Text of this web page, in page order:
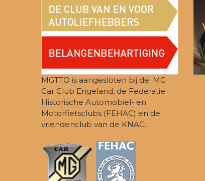
MGTTO is aangesloten bij de: MG
Car Club Engeland, de Federatie
Historische Automobiel- en
Motorfietsclubs (FEHAC) en de
vriendenclub van de KNAC.